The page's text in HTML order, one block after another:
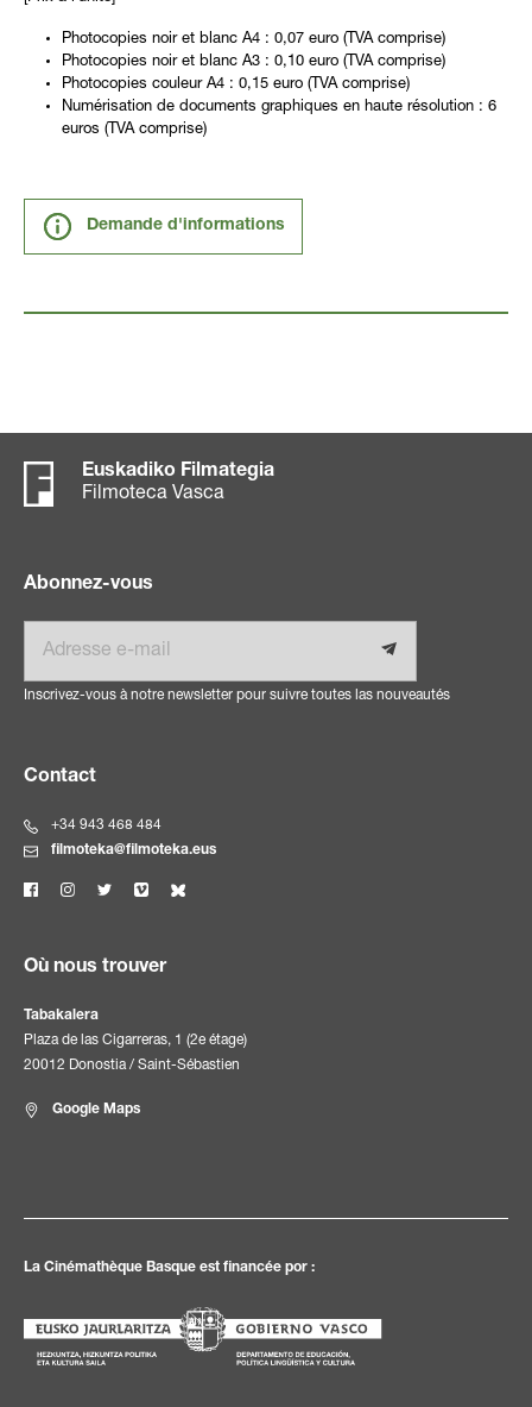
Photocopies noir et blanc A4 : 0,07 euro (TVA comprise)
Photocopies noir et blanc A3 : 0,10 euro (TVA comprise)
Photocopies couleur A4 : 0,15 euro (TVA comprise)
Numérisation de documents graphiques en haute résolution : 6
euros (TVA comprise)
Demande d'informations
Euskadiko Filmategia
Filmoteca Vasca
Abonnez-vous
Inscrivez-vous à notre newsletter pour suivre toutes las nouveautés
Contact
+34 943 468 484
filmoteka@filmoteka.eus
Où nous trouver
Tabakalera
Plaza de las Cigarreras, 1 (2e étage)
20012 Donostia / Saint-Sébastien
Google Maps
La Cinémathèque Basque est financée por :